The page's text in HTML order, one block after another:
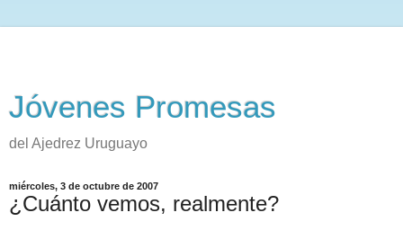
Jóvenes Promesas
del Ajedrez Uruguayo
miércoles, 3 de octubre de 2007
¿Cuánto vemos, realmente?